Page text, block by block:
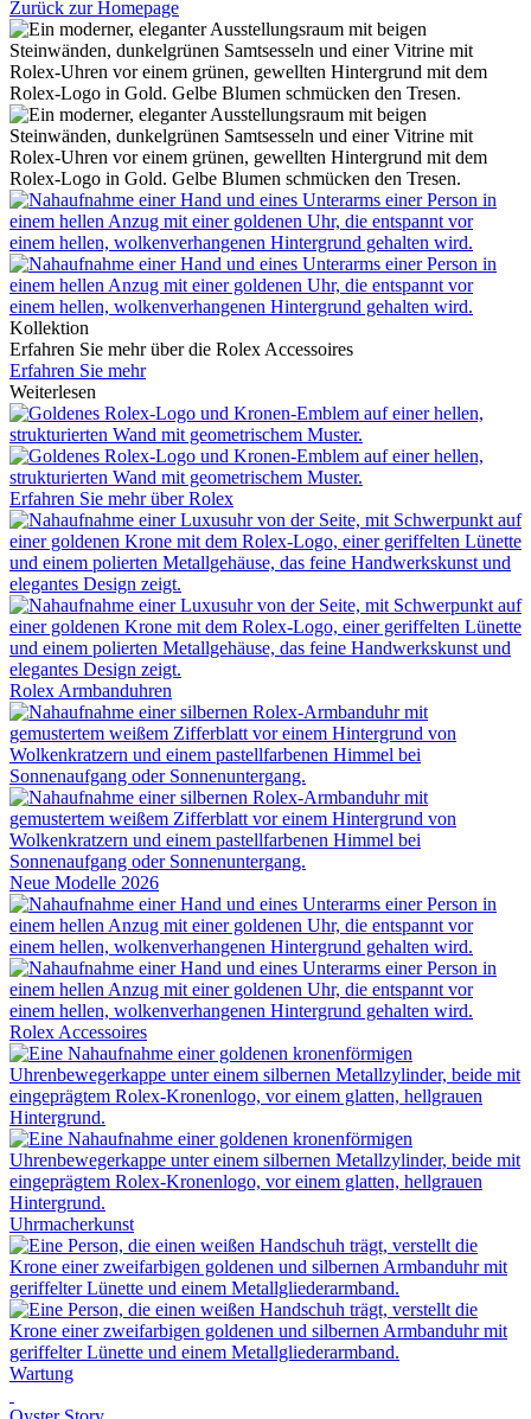
Zurück zur Homepage
Kollektion
Erfahren Sie mehr über die Rolex Accessoires
Erfahren Sie mehr
Weiterlesen
Erfahren Sie mehr überRolex
Rolex Armbanduhren
Neue Modelle 2026
Rolex Accessoires
Uhrmacherkunst
Wartung